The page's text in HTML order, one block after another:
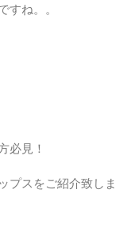
すね。。
必見！
プスをご紹介致しま